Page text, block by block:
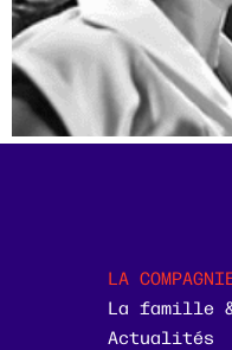
LA
La famille
Actualités